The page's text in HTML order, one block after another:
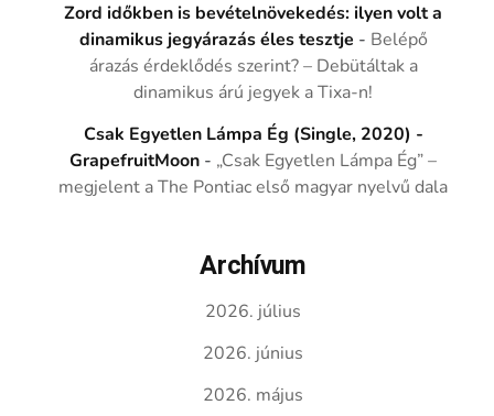
Zord időkben is bevételnövekedés: ilyen volt a
dinamikus jegyárazás éles tesztje - Belépő
árazás érdeklődés szerint? – Debütáltak a
dinamikus árú jegyek a Tixa-n!
Csak Egyetlen Lámpa Ég (Single, 2020) -
GrapefruitMoon - „Csak Egyetlen Lámpa Ég” –
megjelent a The Pontiac első magyar nyelvű dala
Archívum
2026. július
2026. június
2026. május